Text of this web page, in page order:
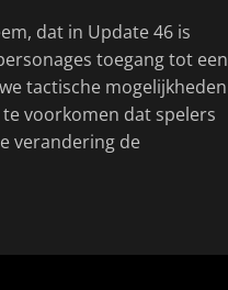
dat in Update 46 is
toegang tot een
tactische mogelijkheden
voorkomen dat spelers
verandering de